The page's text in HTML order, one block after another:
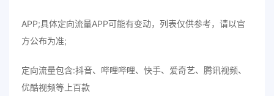
APP;具体定向流量APP可能有变动，列表仅供参考，请以官
方公布为准;
定向流量包含:抖音、哔哩哔哩、快手、爱奇艺、腾讯视频、
优酷视频等上百款